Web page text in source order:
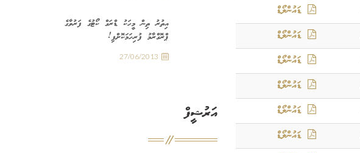
ޑައުންލޯޑް
ޑައުންލޯޑް
ޑައުންލޯޑް
ޑައުންލޯޑް
ޑައުންލޯޑް
ޑައުންލޯޑް
އިތުރު ތިން މީހަކު ޑްރަގް ކޯޓުގެ ފަރުވާގެ
ޕްރޮގްރާމު ފުރިހަމަކޮށްފި!
27/06/2013
އަރުޝީފް